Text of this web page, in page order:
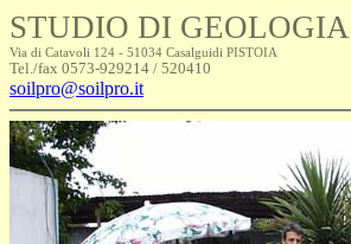
STUDIO DI GEOLOGIA
Via di Catavoli 124 - 51034 Casalguidi PISTOIA
Tel./fax 0573-929214 / 520410
soilpro@soilpro.it